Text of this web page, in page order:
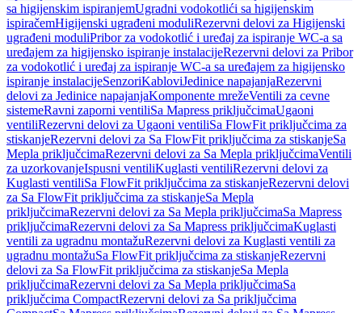
sa higijenskim ispiranjemUgradni vodokotlići sa higijenskim
ispiračemHigijenski ugrađeni moduliRezervni delovi za Higijenski
ugrađeni moduliPribor za vodokotlić i uređaj za ispiranje WC-a sa
uređajem za higijensko ispiranje instalacijeRezervni delovi za Pribor
za vodokotlić i uređaj za ispiranje WC-a sa uređajem za higijensko
ispiranje instalacijeSenzoriKabloviJedinice napajanjaRezervni
delovi za Jedinice napajanjaKomponente mrežeVentili za cevne
sistemeRavni zaporni ventiliSa Mapress priključcimaUgaoni
ventiliRezervni delovi za Ugaoni ventiliSa FlowFit priključcima za
stiskanjeRezervni delovi za Sa FlowFit priključcima za stiskanjeSa
Mepla priključcimaRezervni delovi za Sa Mepla priključcimaVentili
za uzorkovanjeIspusni ventiliKuglasti ventiliRezervni delovi za
Kuglasti ventiliSa FlowFit priključcima za stiskanjeRezervni delovi
za Sa FlowFit priključcima za stiskanjeSa Mepla
priključcimaRezervni delovi za Sa Mepla priključcimaSa Mapress
priključcimaRezervni delovi za Sa Mapress priključcimaKuglasti
ventili za ugradnu montažuRezervni delovi za Kuglasti ventili za
ugradnu montažuSa FlowFit priključcima za stiskanjeRezervni
delovi za Sa FlowFit priključcima za stiskanjeSa Mepla
priključcimaRezervni delovi za Sa Mepla priključcimaSa
priključcima CompactRezervni delovi za Sa priključcima